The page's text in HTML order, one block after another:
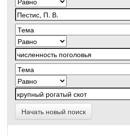
Начать новый поиск